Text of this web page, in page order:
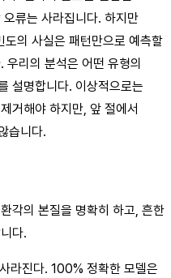
류는 사라집니다. 하지만
의 사실은 패턴만으로 예측할
리의 분석은 어떤 유형의
설명합니다. 이상적으로는
거해야 하지만, 앞 절에서
습니다.
각의 본질을 명확히 하고, 흔한
다.
라진다. 100% 정확한 모델은